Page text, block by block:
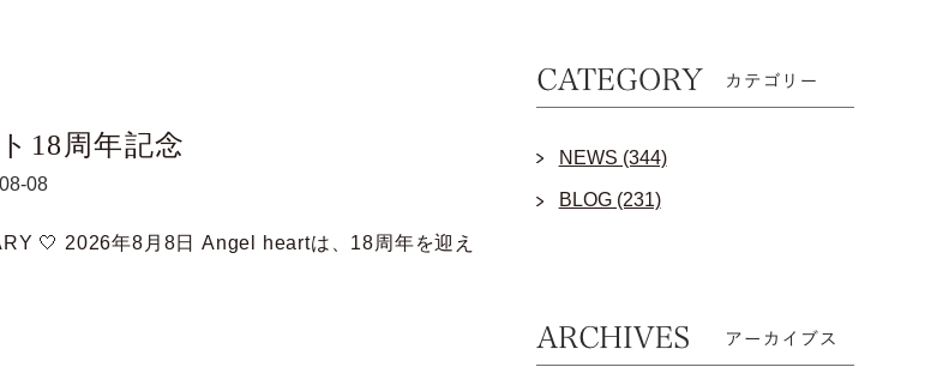
18周年記念
08
🤍 2026年8月8日 Angel heartは、18周年を迎え
NEWS (344)
BLOG (231)